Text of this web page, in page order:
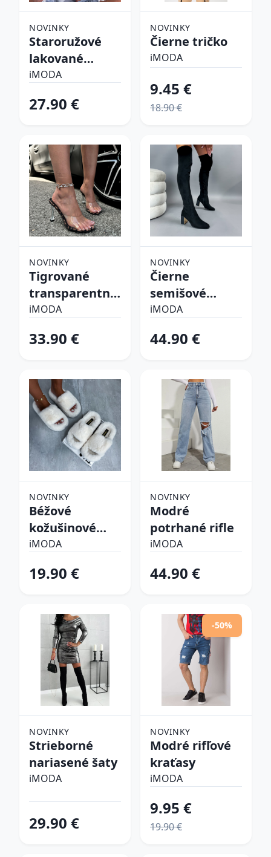
NOVINKY
Staroružové
lakované
lodičky
iMODA
27.90 €
NOVINKY
Čierne tričko
iMODA
9.45 €
18.90 €
NOVINKY
Tigrované
transparentné
sandále
iMODA
33.90 €
NOVINKY
Čierne
semišové
vysoké čižmy
iMODA
44.90 €
NOVINKY
Béžové
kožušinové
šlapky
iMODA
19.90 €
NOVINKY
Modré
potrhané rifle
iMODA
44.90 €
NOVINKY
Strieborné
nariasené šaty
iMODA
29.90 €
-50%
NOVINKY
Modré rifľové
kraťasy
iMODA
9.95 €
19.90 €